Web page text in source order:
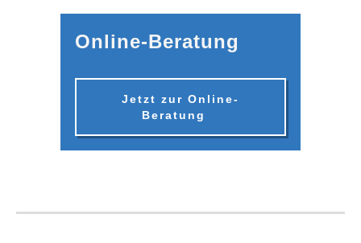
Online-Beratung
Jetzt zur Online-
Beratung